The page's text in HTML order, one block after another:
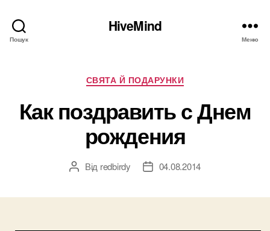
Пошук
HiveMind
Меню
Категорії
СВЯТА Й ПОДАРУНКИ
Как поздравить с Днем
рождения
Автор
Від redbirdy
Дата04.08.2014